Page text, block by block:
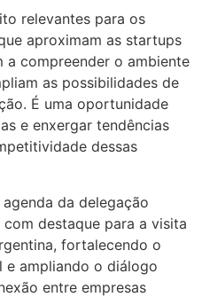
relevantes para os
aproximam as startups
a compreender o ambiente
as possibilidades de
É uma oportunidade
e enxergar tendências
dessas
da delegação
destaque para a visita
fortalecendo o
e ampliando o diálogo
entre empresas